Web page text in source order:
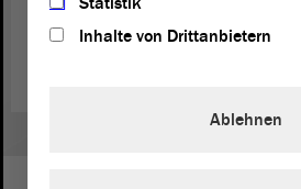
(Dies ist ein Angebot in Einfacher Sprache.)
Inhalte von Drittanbietern
Ablehnen